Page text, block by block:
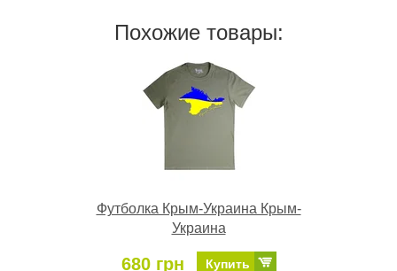
Похожие товары:
Футболка Крым-Украина Крым-
Украина
680 грн Купить